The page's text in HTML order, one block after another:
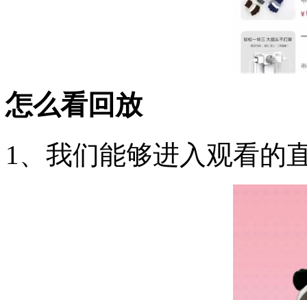
怎么看回放
1、我们能够进入观看的